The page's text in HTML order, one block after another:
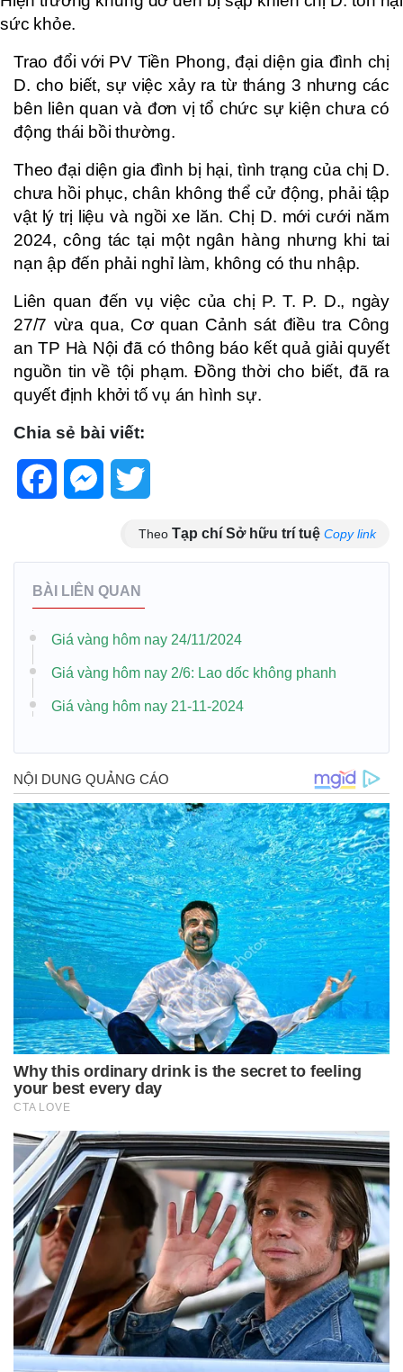
sức khỏe.
Trao đổi với PV Tiền Phong, đại diện gia đình chị
D. cho biết, sự việc xảy ra từ tháng 3 nhưng các
bên liên quan và đơn vị tổ chức sự kiện chưa có
động thái bồi thường.
Theo đại diện gia đình bị hại, tình trạng của chị D.
chưa hồi phục, chân không thể cử động, phải tập
vật lý trị liệu và ngồi xe lăn. Chị D. mới cưới năm
2024, công tác tại một ngân hàng nhưng khi tai
nạn ập đến phải nghỉ làm, không có thu nhập.
Liên quan đến vụ việc của chị P. T. P. D., ngày
27/7 vừa qua, Cơ quan Cảnh sát điều tra Công
an TP Hà Nội đã có thông báo kết quả giải quyết
nguồn tin về tội phạm. Đồng thời cho biết, đã ra
quyết định khởi tố vụ án hình sự.
Chia sẻ bài viết:
FacebookMessenger
Theo Tạp chí Sở hữu trí tuệ Copy link
BÀI LIÊN QUAN
Giá vàng hôm nay 24/11/2024
Giá vàng hôm nay 2/6: Lao dốc không phanh
Giá vàng hôm nay 21-11-2024